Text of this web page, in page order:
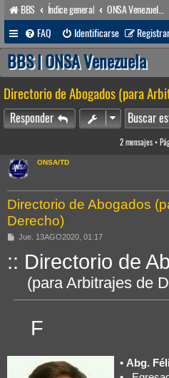
BBS Índice general
FAQ
Identificarse
BBS | ONSA Venezuela
Directorio de Abogados (para
Responder
2 mensajes •
ONSA/TD
Directorio de Abogados
Derecho)
M
Jue. 13AGO2020, 01:17
:: Directorio de
(para Arbitrajes de
F
• Abg.